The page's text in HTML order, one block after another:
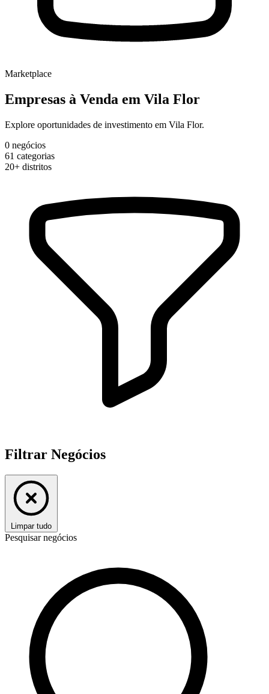
Marketplace
Empresas à Venda em Vila Flor
Explore oportunidades de investimento em Vila Flor.
0 negócios
61 categorias
20+ distritos
Filtrar Negócios
Limpar tudo
Pesquisar negócios